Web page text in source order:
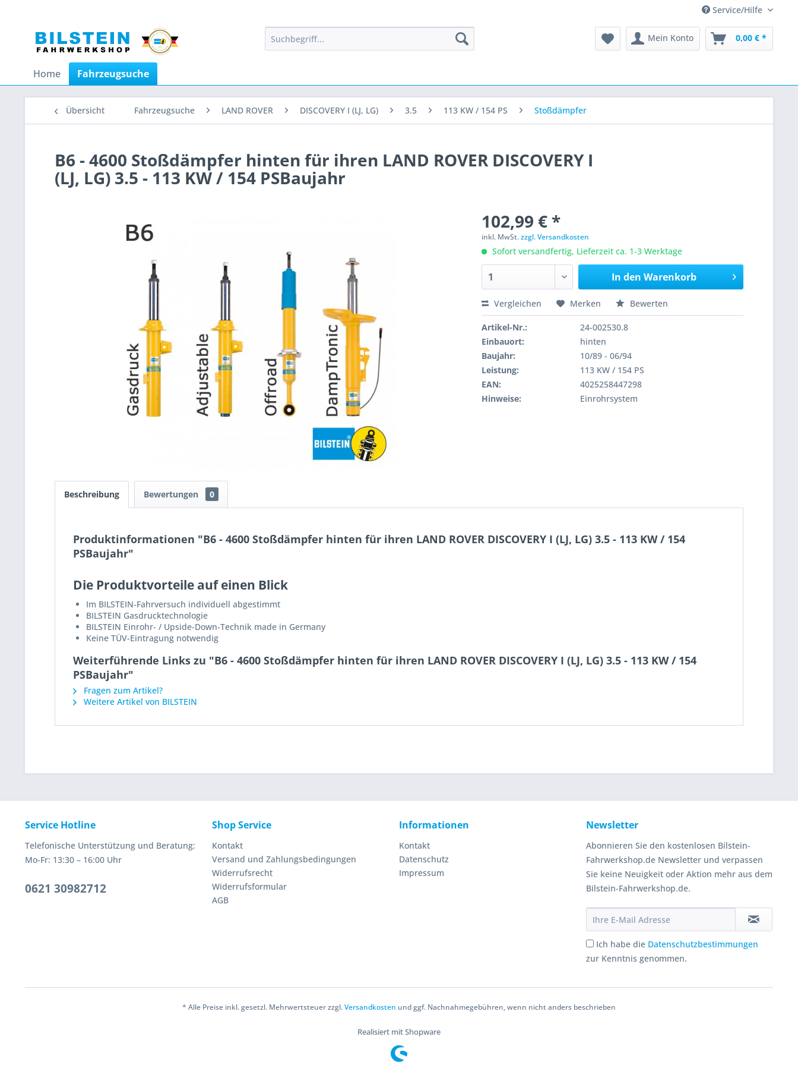
Service/Hilfe
Mein Konto 0,00 € *
Home Fahrzeugsuche
Übersicht Fahrzeugsuche LAND ROVER DISCOVERY I (LJ, LG) 3.5 113 KW / 154 PS Stoßdämpfer
B6 - 4600 Stoßdämpfer hinten für ihren LAND ROVER DISCOVERY I
(LJ, LG) 3.5 - 113 KW / 154 PSBaujahr
102,99 € *
inkl. MwSt.zzgl. Versandkosten
Sofort versandfertig, Lieferzeit ca. 1-3 Werktage
In den Warenkorb
Vergleichen Merken Bewerten
Artikel-Nr.:
24-002530.8
Einbauort:
hinten
Baujahr:
10/89 - 06/94
Leistung:
113 KW / 154 PS
EAN:
4025258447298
Hinweise:
Einrohrsystem
Beschreibung Bewertungen 0
Produktinformationen "B6 - 4600 Stoßdämpfer hinten für ihren LAND ROVER DISCOVERY I (LJ, LG) 3.5 - 113 KW / 154
PSBaujahr"
Die Produktvorteile auf einen Blick
Im BILSTEIN-Fahrversuch individuell abgestimmt
BILSTEIN Gasdrucktechnologie
BILSTEIN Einrohr- / Upside-Down-Technik made in Germany
Keine TÜV-Eintragung notwendig
Weiterführende Links zu "B6 - 4600 Stoßdämpfer hinten für ihren LAND ROVER DISCOVERY I (LJ, LG) 3.5 - 113 KW / 154
PSBaujahr"
Fragen zum Artikel?
Weitere Artikel von BILSTEIN
Service Hotline
Telefonische Unterstützung und Beratung:
Mo-Fr: 13:30 – 16:00 Uhr
0621 30982712
Shop Service
Kontakt
Versand und Zahlungsbedingungen
Widerrufsrecht
Widerrufsformular
AGB
Informationen
Kontakt
Datenschutz
Impressum
Newsletter
Abonnieren Sie den kostenlosen Bilstein-
Fahrwerkshop.de Newsletter und verpassen
Sie keine Neuigkeit oder Aktion mehr aus dem
Bilstein-Fahrwerkshop.de.
Ich habe die Datenschutzbestimmungen
zur Kenntnis genommen.
* Alle Preise inkl. gesetzl. Mehrwertsteuer zzgl.Versandkosten und ggf. Nachnahmegebühren, wenn nicht anders beschrieben
Realisiert mit Shopware